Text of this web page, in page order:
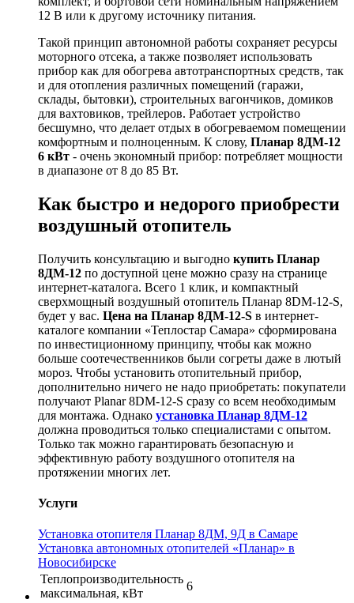
12 В или к другому источнику питания.
Такой принцип автономной работы сохраняет ресурсы
моторного отсека, а также позволяет использовать
прибор как для обогрева автотранспортных средств, так
и для отопления различных помещений (гаражи,
склады, бытовки), строительных вагончиков, домиков
для вахтовиков, трейлеров. Работает устройство
бесшумно, что делает отдых в обогреваемом помещении
комфортным и полноценным. К слову, Планар 8ДМ-12
6 кВт - очень экономный прибор: потребляет мощности
в диапазоне от 8 до 85 Вт.
Как быстро и недорого приобрести
воздушный отопитель
Получить консультацию и выгодно купить Планар
8ДМ-12 по доступной цене можно сразу на странице
интернет-каталога. Всего 1 клик, и компактный
сверхмощный воздушный отопитель Планар 8DM-12-S,
будет у вас. Цена на Планар 8ДМ-12-S в интернет-
каталоге компании «Теплостар Самара» сформирована
по инвестиционному принципу, чтобы как можно
больше соотечественников были согреты даже в лютый
мороз. Чтобы установить отопительный прибор,
дополнительно ничего не надо приобретать: покупатели
получают Planar 8DM-12-S сразу со всем необходимым
для монтажа. Однако установка Планар 8ДМ-12
должна проводиться только специалистами с опытом.
Только так можно гарантировать безопасную и
эффективную работу воздушного отопителя на
протяжении многих лет.
Услуги
Установка отопителя Планар 8ДМ, 9Д в Самаре
Установка автономных отопителей «Планар» в
Новосибирске
Теплопроизводительность
максимальная, кВт
6